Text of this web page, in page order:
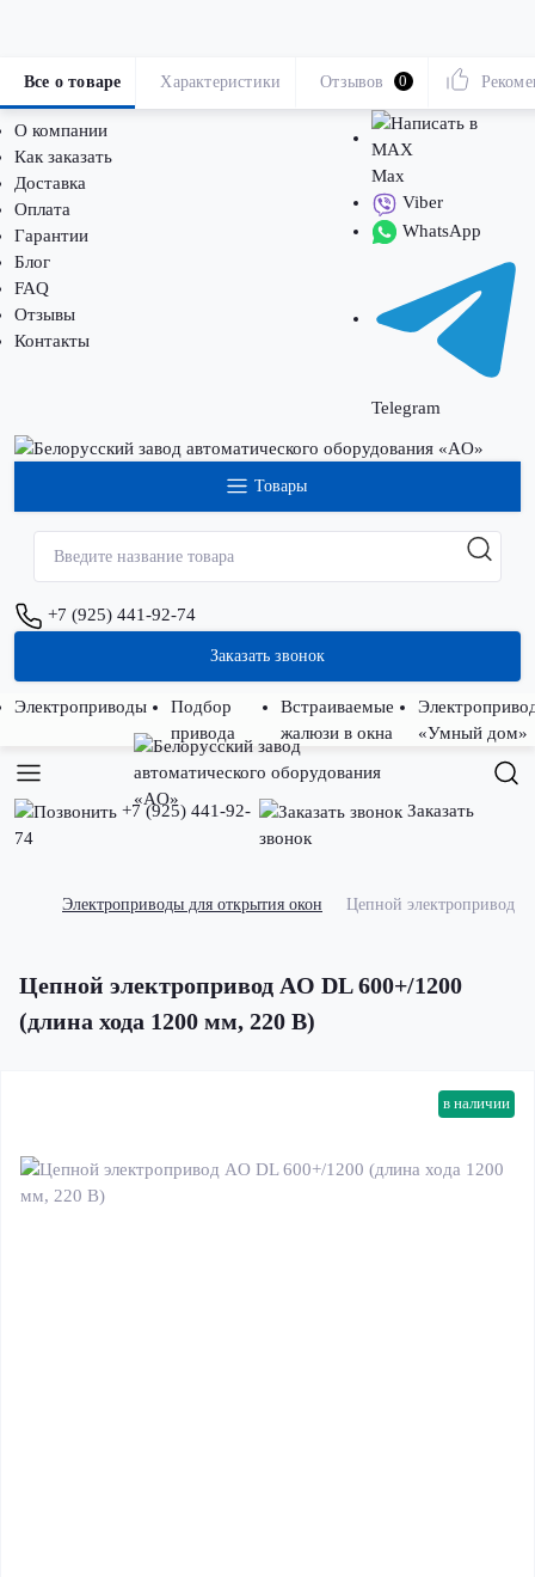
О компании
Как заказать
Доставка
Оплата
Гарантии
Блог
FAQ
Отзывы
Контакты
Max
Viber
WhatsApp
Telegram
Товары
+7 (925) 441-92-74
Заказать звонок
Электроприводы
Подбор
привода
Встраиваемые
жалюзи в окна
«Умный дом»
+7 (925) 441-92-
74
Заказать
звонок
Электроприводы для открытия окон Цепной электропривод
Цепной электропривод AO DL 600+/1200
(длина хода 1200 мм, 220 В)
Все о товаре Характеристики Отзывов 0
в наличии